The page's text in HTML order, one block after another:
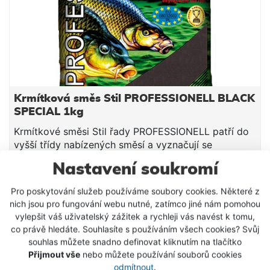
Nastavení soukromí
Pro poskytování služeb používáme soubory cookies. Některé z
nich jsou pro fungování webu nutné, zatímco jiné nám pomohou
vylepšit váš uživatelský zážitek a rychleji vás navést k tomu,
co právě hledáte. Souhlasíte s používáním všech cookies? Svůj
souhlas můžete snadno definovat kliknutím na tlačítko
Přijmout vše nebo můžete používání souborů cookies
odmítnout.
oscilace pro dokonalé ukládání vlasce Jedno
otočení kličky = 95cm navinutého vlasce Brzda
“Fast Drag” – nejdokonalejší brzdný systém pro lov
kaprů Kapacita 0,30mm/560m; 0,35mm/415m;
0,40mm/320m {VIDEOGALLERY|8}
Krmítková směs Stil PROFESSIONELL BLACK
SPECIAL 1kg
Krmítkové směsi Stil řady PROFESSIONELL patří do
vyšší třídy nabízených směsí a vyznačují se
především vysokou jakostí použitých surovin a velmi
dobrou zpracovatelností. Ať už lovíte na stojatých,
mírně tekoucích, či velmi proudných vodách, v rámci
této řady krmení si hravě vyberete. Středně hrubé,
tmavé krmení, které vyniká svou univerzálností. Lze
jej s úspěchem používat jak na stojatých, tak
tekoucích vodách. Díky pozvolnému uvolňování
atraktorů udrží ryby po dlouhou dobu na krmném
místě. Tato směs navíc nemá příliš "ostré" aroma,
DETAIL PRODUKTU
SKLADEM